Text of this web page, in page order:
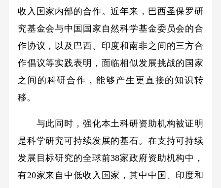
收入国家内部的合作。近年来，巴西圣保罗研
究基金会与中国国家自然科学基金委员会的合
作协议，以及巴西、印度和南非之间的三方合
作倡议等实践表明，面临相似发展挑战的国家
之间的科研合作，能够产生更直接的知识转
移。
与此同时，强化本土科研资助机构被证明
是科学研究可持续发展的基石。在支持可持续
发展目标研究的全球前38家政府资助机构中，
有20家来自中低收入国家，其中中国、印度和